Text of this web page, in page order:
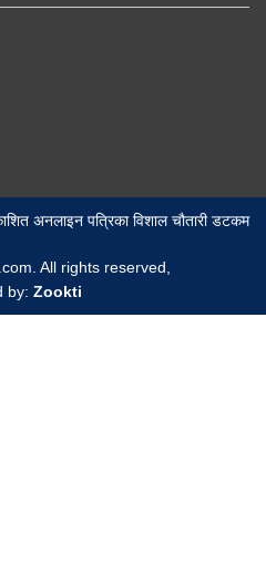
अनलाइन पत्रिका विशाल चौतारी डटकम
All rights reserved,
by: Zookti